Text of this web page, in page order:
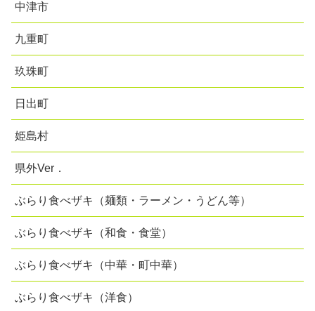
中津市
九重町
玖珠町
日出町
姫島村
県外Ver．
ぶらり食べザキ（麺類・ラーメン・うどん等）
ぶらり食べザキ（和食・食堂）
ぶらり食べザキ（中華・町中華）
ぶらり食べザキ（洋食）